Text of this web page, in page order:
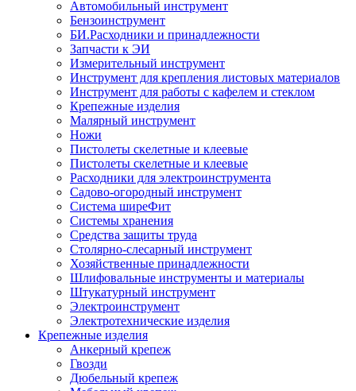
Автомобильный инструмент
Бензоинструмент
БИ.Расходники и принадлежности
Запчасти к ЭИ
Измерительный инструмент
Инструмент для крепления листовых материалов
Инструмент для работы с кафелем и стеклом
Крепежные изделия
Малярный инструмент
Ножи
Пистолеты скелетные и клеевые
Пистолеты скелетные и клеевые
Расходники для электроинструмента
Садово-огородный инструмент
Система ширеФит
Системы хранения
Средства защиты труда
Столярно-слесарный инструмент
Хозяйственные принадлежности
Шлифовальные инструменты и материалы
Штукатурный инструмент
Электроинструмент
Электротехнические изделия
Крепежные изделия
Анкерный крепеж
Гвозди
Дюбельный крепеж